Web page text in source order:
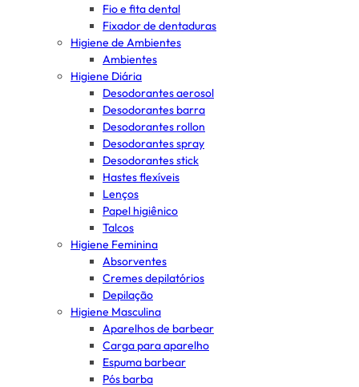
Fio e fita dental
Fixador de dentaduras
Higiene de Ambientes
Ambientes
Higiene Diária
Desodorantes aerosol
Desodorantes barra
Desodorantes rollon
Desodorantes spray
Desodorantes stick
Hastes flexíveis
Lenços
Papel higiênico
Talcos
Higiene Feminina
Absorventes
Cremes depilatórios
Depilação
Higiene Masculina
Aparelhos de barbear
Carga para aparelho
Espuma barbear
Pós barba